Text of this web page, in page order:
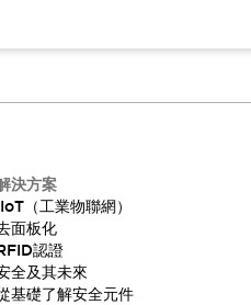
決方案
（工業物聯網）
面板化
認證
全及其未來
基礎了解安全元件